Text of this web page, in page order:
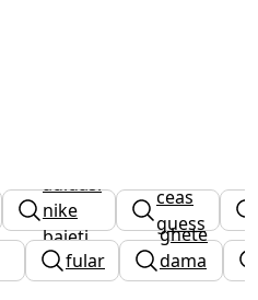
adidasi
nike
baieti
ceas
guess
fular
ghete
dama
guess